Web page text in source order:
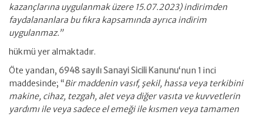
kazançlarına uygulanmak üzere 15.07.2023) indirimden
faydalananlara bu fıkra kapsamında ayrıca indirim
uygulanmaz.”
hükmü yer almaktadır.
Öte yandan, 6948 sayılı Sanayi Sicili Kanunu‘nun 1 inci
maddesinde; “Bir maddenin vasıf, şekil, hassa veya terkibini
makine, cihaz, tezgah, alet veya diğer vasıta ve kuvvetlerin
yardımı ile veya sadece el emeği ile kısmen veya tamamen